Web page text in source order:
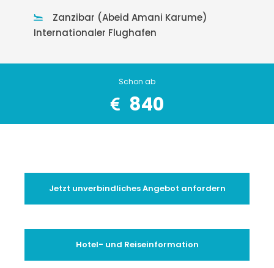
Zanzibar (Abeid Amani Karume)
Internationaler Flughafen
Schon ab
840
Jetzt unverbindliches Angebot anfordern
Hotel- und Reiseinformation